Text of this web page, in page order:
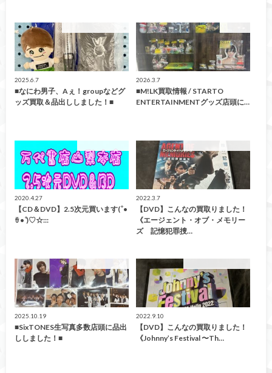
2025.6.7
■なにわ男子、Aぇ！groupなどグ
ッズ買取＆品出ししました！■
2026.3.7
■M!LK買取情報 / STARTO
ENTERTAINMENTグッズ店頭に…
2020.4.27
【CD＆DVD】2.5次元買います(͏ ͒ •
ꈊ • ͒)♡☆:::
2022.3.7
【DVD】こんなの買取りました！
《エージェント・オブ・メモリー
ズ 記憶犯罪捜…
2025.10.19
■SixTONES生写真多数店頭に品出
ししました！■
2022.9.10
【DVD】こんなの買取りました！
《Johnny’s Festival 〜Th…